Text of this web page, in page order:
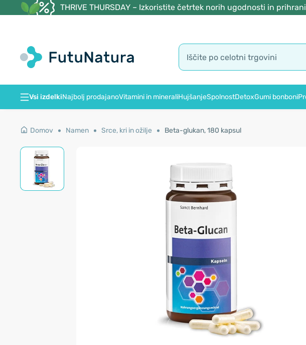
THRIVE THURSDAY – Izkoristite četrtek norih ugodnosti in
Vsi izdelkiNajbolj prodajanoVitamini in mineraliHujšanjeSpolnostDetoxGumi bonboni
Domov Namen Srce, kri in ožilje Beta-glukan, 180 kapsul